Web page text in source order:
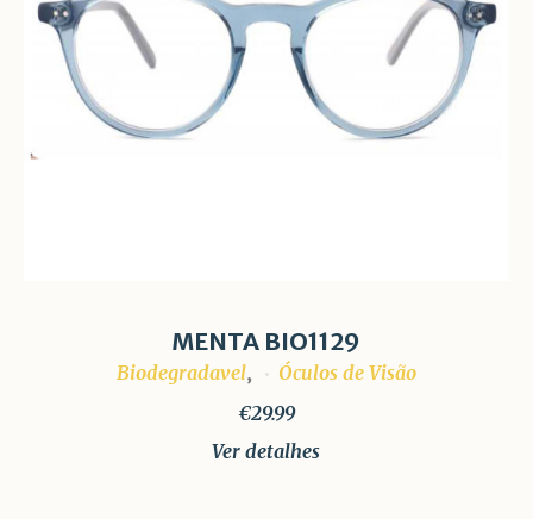
MENTA BIO1129
Biodegradavel,
Óculos de Visão
€29.99
Ver detalhes